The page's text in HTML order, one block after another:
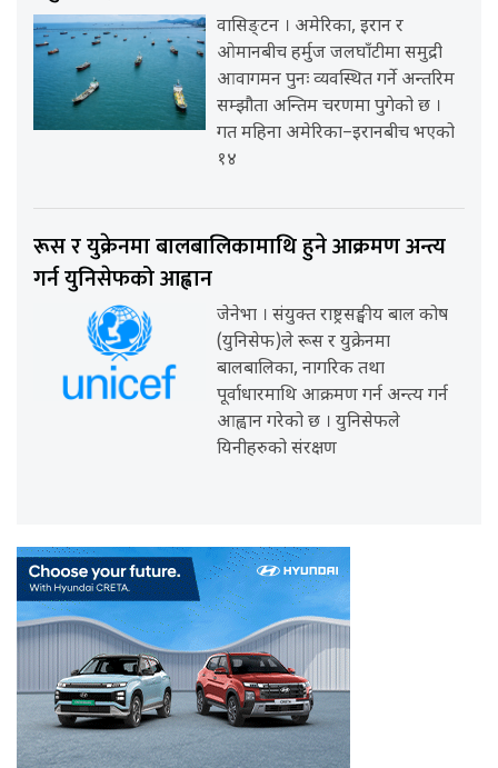
वासिङ्टन । अमेरिका, इरान र
ओमानबीच हर्मुज जलघाँटीमा समुद्री
आवागमन पुनः व्यवस्थित गर्ने अन्तरिम
सम्झौता अन्तिम चरणमा पुगेको छ ।
गत महिना अमेरिका–इरानबीच भएको
१४
रूस र युक्रेनमा बालबालिकामाथि हुने आक्रमण अन्त्य
गर्न युनिसेफको आह्वान
जेनेभा । संयुक्त राष्ट्रसङ्घीय बाल कोष
(युनिसेफ)ले रूस र युक्रेनमा
बालबालिका, नागरिक तथा
पूर्वाधारमाथि आक्रमण गर्न अन्त्य गर्न
आह्वान गरेको छ । युनिसेफले
यिनीहरुको संरक्षण